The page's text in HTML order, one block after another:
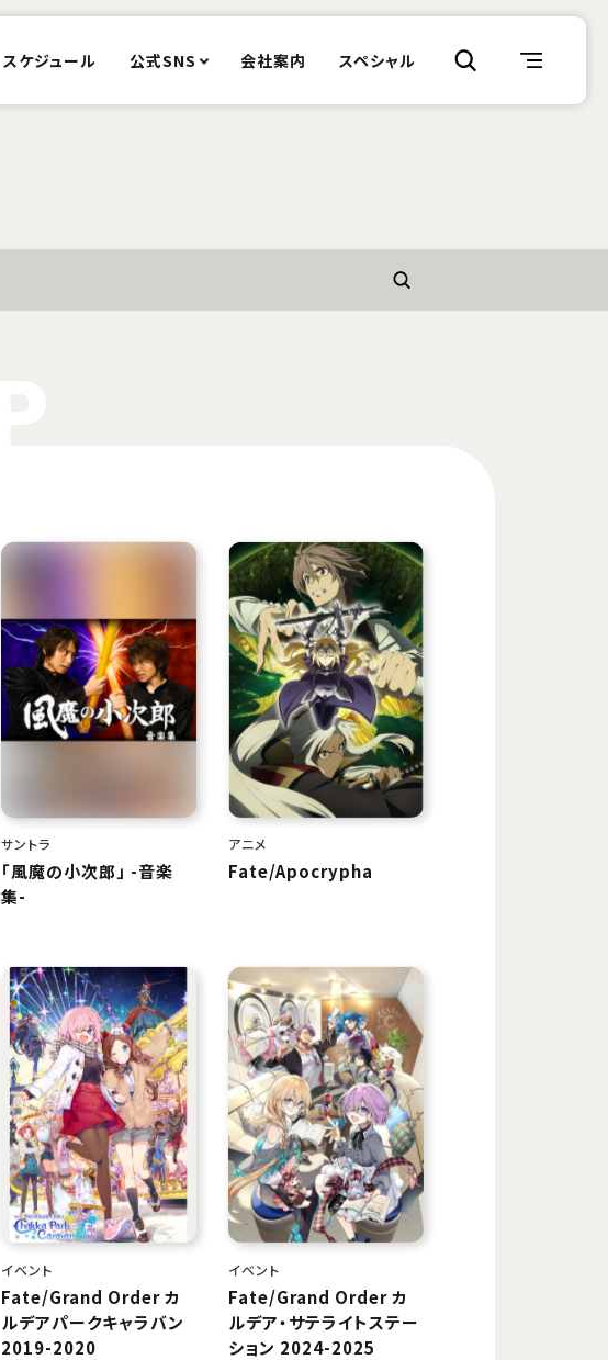
スケジュール 公式SNS 会社案内 スペシャル
サントラ
「風魔の小次郎」 -音楽
集-
アニメ
Fate/Apocrypha
イベント
Fate/Grand Order カ
ルデアパークキャラバン
2019-2020
イベント
Fate/Grand Order カ
ルデア・サテライトステー
ション 2024-2025